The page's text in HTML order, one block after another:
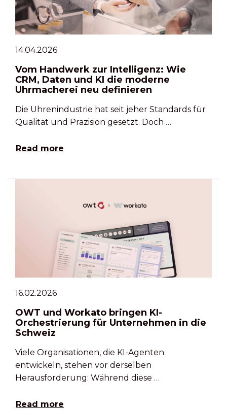
14.04.2026
Vom Handwerk zur Intelligenz: Wie
CRM, Daten und KI die moderne
Uhrmacherei neu definieren
Die Uhrenindustrie hat seit jeher Standards für
Qualität und Präzision gesetzt. Doch …
Read more
16.02.2026
OWT und Workato bringen KI-
Orchestrierung für Unternehmen in die
Schweiz
Viele Organisationen, die KI-Agenten
entwickeln, stehen vor derselben
Herausforderung: Während diese …
Read more